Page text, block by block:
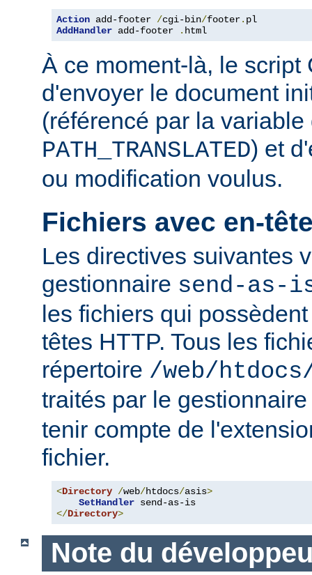
Action add-footer /cgi-bin/footer.
AddHandler add-footer . html
À ce moment-là, le script
d'envoyer le document
(référencé par la
PATH_TRANSLATED) et
ou modification voulus.
Fichiers avec en-
Les directives suivantes
gestionnaire send-as-
les fichiers qui
têtes HTTP. Tous les
répertoire /web/
traités par le
tenir compte de
fichier.
<Directory /web/htdocs/asis>
SetHandler
</Directory>
Note du